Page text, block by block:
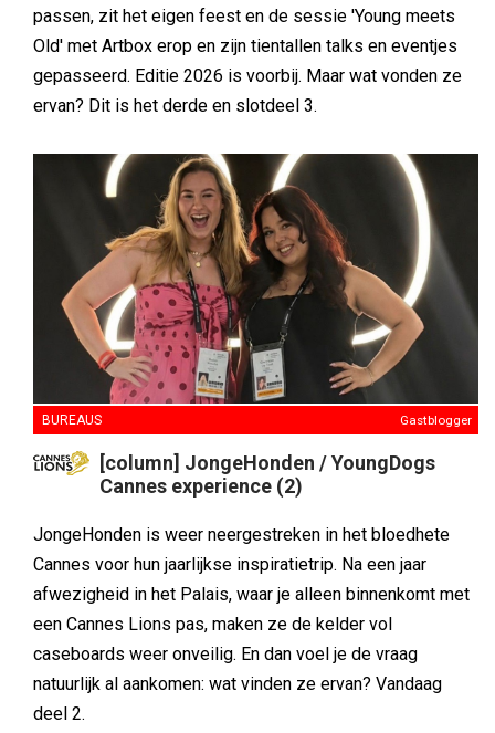
passen, zit het eigen feest en de sessie 'Young meets
Old' met Artbox erop en zijn tientallen talks en eventjes
gepasseerd. Editie 2026 is voorbij. Maar wat vonden ze
ervan? Dit is het derde en slotdeel 3.
BUREAUS Gastblogger
[column] JongeHonden / YoungDogs
Cannes experience (2)
JongeHonden is weer neergestreken in het bloedhete
Cannes voor hun jaarlijkse inspiratietrip. Na een jaar
afwezigheid in het Palais, waar je alleen binnenkomt met
een Cannes Lions pas, maken ze de kelder vol
caseboards weer onveilig. En dan voel je de vraag
natuurlijk al aankomen: wat vinden ze ervan? Vandaag
deel 2.